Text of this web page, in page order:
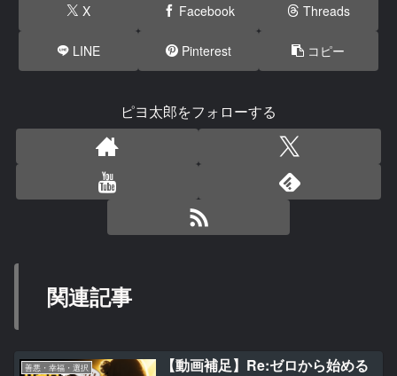
X Facebook Threads
LINE Pinterest コピー
ピヨ太郎をフォローする
関連記事
善悪・幸福・選択
【動画補足】Re:ゼロから始める